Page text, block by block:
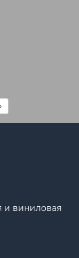
и виниловая